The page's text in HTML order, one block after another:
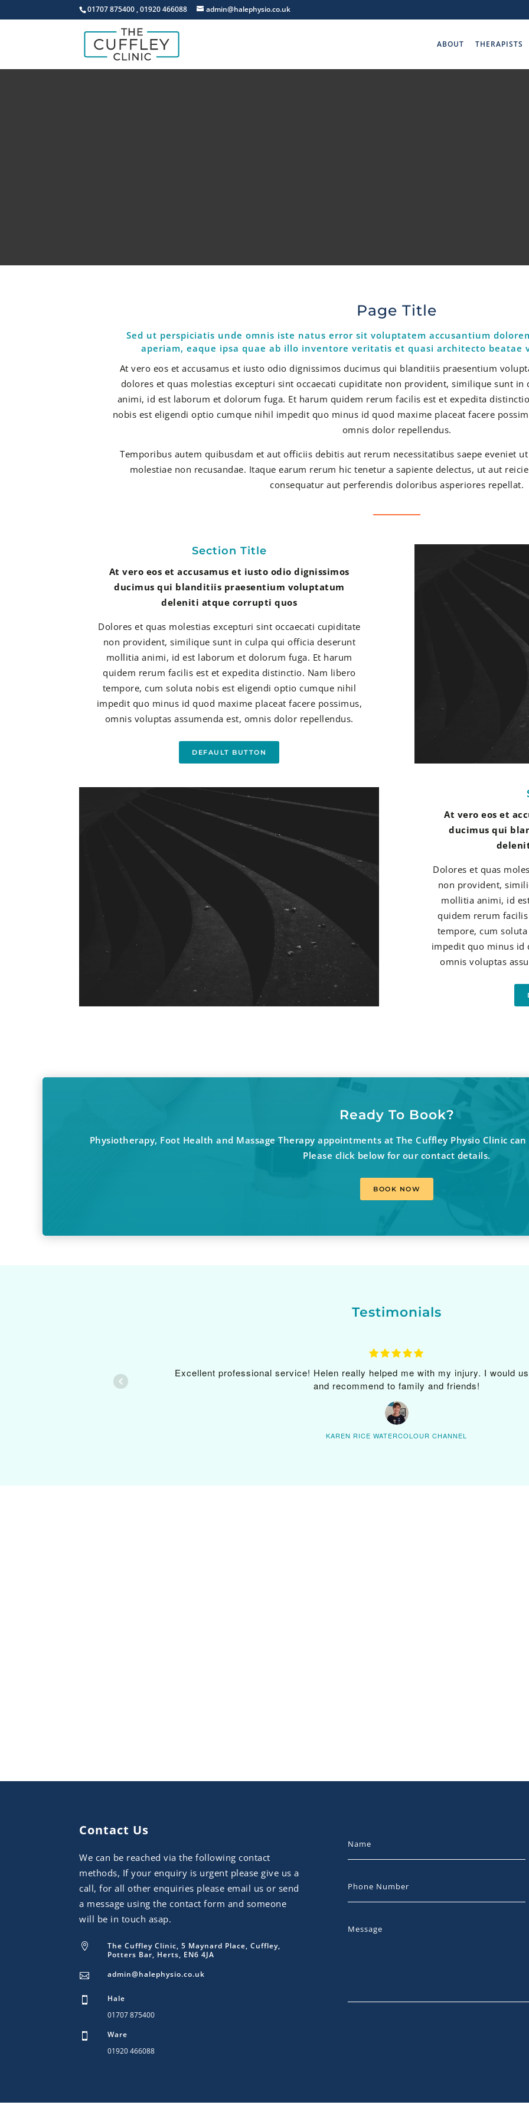
01707 875400 ,01920 466088 admin@halephysio.co.uk
ABOUT THERAPISTS
Page Title
Sed ut perspiciatis unde omnis iste natus error sit voluptatem accusantium
aperiam, eaque ipsa quae ab illo inventore veritatis et quasi architecto beatae
At vero eos et accusamus et iusto odio dignissimos ducimus qui blanditiis praesentium
dolores et quas molestias excepturi sint occaecati cupiditate non provident, similique sunt
animi, id est laborum et dolorum fuga. Et harum quidem rerum facilis est et expedita
nobis est eligendi optio cumque nihil impedit quo minus id quod maxime placeat facere
omnis dolor repellendus.
Temporibus autem quibusdam et aut officiis debitis aut rerum necessitatibus saepe eveniet
molestiae non recusandae. Itaque earum rerum hic tenetur a sapiente delectus, ut aut
consequatur aut perferendis doloribus asperiores repellat.
Section Title
At vero eos et accusamus et iusto odio dignissimos
ducimus qui blanditiis praesentium voluptatum
deleniti atque corrupti quos
Dolores et quas molestias excepturi sint occaecati cupiditate
non provident, similique sunt in culpa qui officia deserunt
mollitia animi, id est laborum et dolorum fuga. Et harum
quidem rerum facilis est et expedita distinctio. Nam libero
tempore, cum soluta nobis est eligendi optio cumque nihil
impedit quo minus id quod maxime placeat facere possimus,
omnis voluptas assumenda est, omnis dolor repellendus.
DEFAULT BUTTON
At vero eos et
ducimus qui
Dolores et quas
non provident,
mollitia animi, id
quidem rerum
tempore, cum
impedit quo minus id
omnis voluptas
Ready To Book?
Physiotherapy, Foot Health and Massage Therapy appointments at The Cuffley Physio Clinic
Please click below for our contact details.
BOOK NOW
Testimonials
Excellent professional service! Helen really helped me with my injury. I would
and recommend to family and friends!
KAREN RICE WATERCOLOUR CHANNEL
Contact Us
We can be reached via the following contact
methods, If your enquiry is urgent please give us a
call, for all other enquiries please email us or send
a message using the contact form and someone
will be in touch asap.

The Cuffley Clinic, 5 Maynard Place, Cuffley,
Potters Bar, Herts, EN6 4JA
 admin@halephysio.co.uk

Hale
01707 875400

Ware
01920 466088